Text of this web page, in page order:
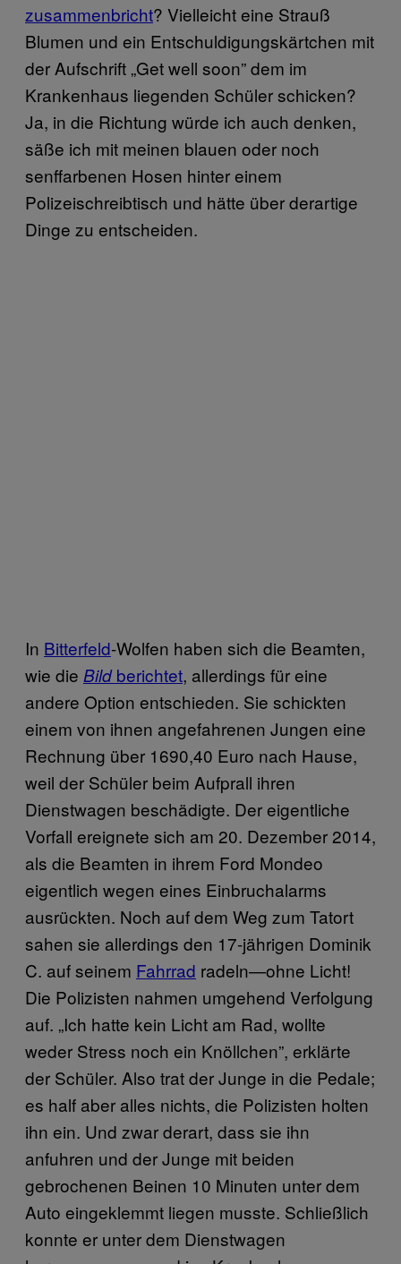
zusammenbricht? Vielleicht eine Strauß
Blumen und ein Entschuldigungskärtchen mit
der Aufschrift „Get well soon” dem im
Krankenhaus liegenden Schüler schicken?
Ja, in die Richtung würde ich auch denken,
säße ich mit meinen blauen oder noch
senffarbenen Hosen hinter einem
Polizeischreibtisch und hätte über derartige
Dinge zu entscheiden.
In Bitterfeld-Wolfen haben sich die Beamten,
wie die Bildberichtet, allerdings für eine
andere Option entschieden. Sie schickten
einem von ihnen angefahrenen Jungen eine
Rechnung über 1690,40 Euro nach Hause,
weil der Schüler beim Aufprall ihren
Dienstwagen beschädigte. Der eigentliche
Vorfall ereignete sich am 20. Dezember 2014,
als die Beamten in ihrem Ford Mondeo
eigentlich wegen eines Einbruchalarms
ausrückten. Noch auf dem Weg zum Tatort
sahen sie allerdings den 17-jährigen Dominik
C. auf seinem Fahrrad radeln—ohne Licht!
Die Polizisten nahmen umgehend Verfolgung
auf. „Ich hatte kein Licht am Rad, wollte
weder Stress noch ein Knöllchen”, erklärte
der Schüler. Also trat der Junge in die Pedale;
es half aber alles nichts, die Polizisten holten
ihn ein. Und zwar derart, dass sie ihn
anfuhren und der Junge mit beiden
gebrochenen Beinen 10 Minuten unter dem
Auto eingeklemmt liegen musste. Schließlich
konnte er unter dem Dienstwagen